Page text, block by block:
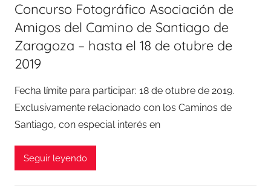
Concurso Fotográfico Asociación de
Amigos del Camino de Santiago de
Zaragoza – hasta el 18 de otubre de
2019
Fecha límite para participar: 18 de otubre de 2019.
Exclusivamente relacionado con los Caminos de
Santiago, con especial interés en
Seguir leyendo